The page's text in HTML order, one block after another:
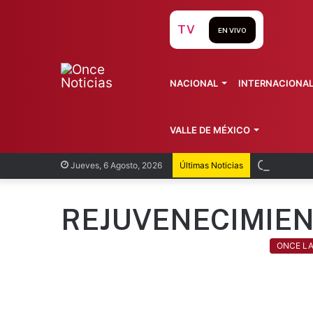
Jueves, 6 Agosto, 2026 Últimas Noticias
TV EN VIVO
NACIONAL INTERNACIONAL
VALLE DE MÉXICO
ONCE